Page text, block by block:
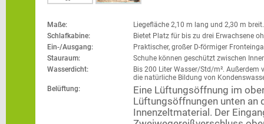
Maße:
Liegefläche 2,10 m lang und 2,30 m breit.
Schlafkabine:
Bietet Platz für bis zu drei Erwachsene
Ein-/Ausgang:
Praktischer, großer D-förmiger
Stauraum:
Schuhe können geschützt zwischen
Wasserdicht:
Bis 200 Liter Wasser/Std/m².
die natürliche Bildung von
Belüftung:
Eine Lüftungsöffnung im
Lüftungsöffnungen unten an
Innenzeltmaterial. Der